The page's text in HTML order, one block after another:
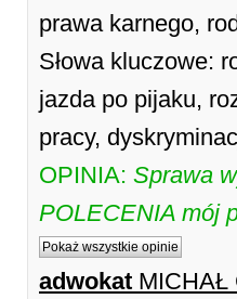
prawa karnego,
Słowa kluczowe:
jazda po pijaku,
pracy,
OPINIA: Sprawa
POLECENIA mój
Pokaż wszystkie opinie
adwokat MICHAŁ